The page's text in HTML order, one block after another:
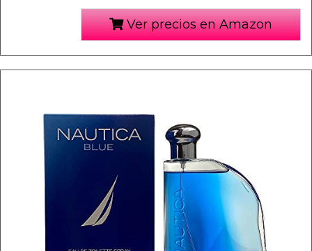
Ver precios en Amazon